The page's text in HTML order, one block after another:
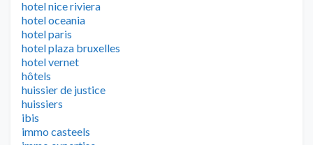
hotel nice riviera
hotel oceania
hotel paris
hotel plaza bruxelles
hotel vernet
hôtels
huissier de justice
huissiers
ibis
immo casteels